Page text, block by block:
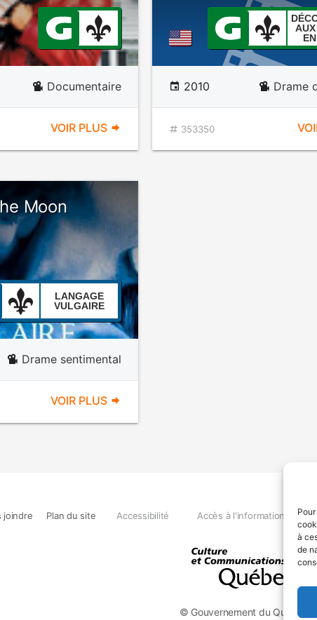
à
de
Documentaire
VOIR PLUS
2010 Drame
353350
Moon
LANGAGE
VULGAIRE
Drame sentimental
VOIR PLUS
© Gouvernement du Québec,
joindre Plan du site Accessibilité Accès à l'information